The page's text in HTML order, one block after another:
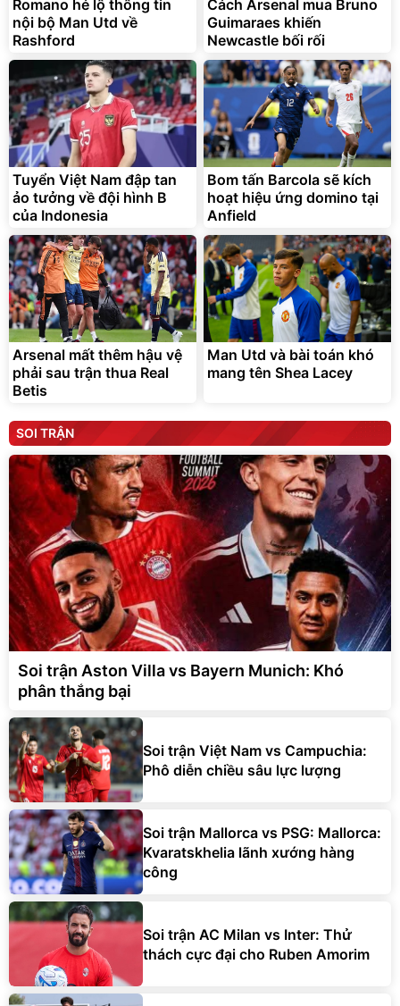
Romano hé lộ thông tin
nội bộ Man Utd về
Rashford
Cách Arsenal mua Bruno
Guimaraes khiến
Newcastle bối rối
Tuyển Việt Nam đập tan
ảo tưởng về đội hình B
của Indonesia
Bom tấn Barcola sẽ kích
hoạt hiệu ứng domino tại
Anfield
Arsenal mất thêm hậu vệ
phải sau trận thua Real
Betis
Man Utd và bài toán khó
mang tên Shea Lacey
SOI TRẬN
Soi trận Aston Villa vs Bayern Munich: Khó
phân thắng bại
Soi trận Việt Nam vs Campuchia:
Phô diễn chiều sâu lực lượng
Soi trận Mallorca vs PSG: Mallorca:
Kvaratskhelia lãnh xướng hàng
công
Soi trận AC Milan vs Inter: Thử
thách cực đại cho Ruben Amorim